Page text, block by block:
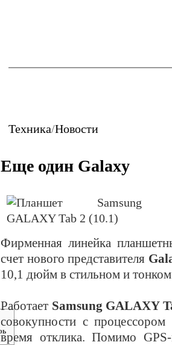
Техника/Новости
Еще один Galaxy
Фирменная линейка
счет нового представителя
10,1 дюйм в стильном и
Работает Samsung GALAXY
совокупности с
время отклика. Помимо